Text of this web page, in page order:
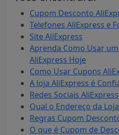
Cupom Desconto
Telefones AliExpress e
Site AliExpress
Aprenda Como Usar
AliExpress Hoje
Como Usar Cupons
A loja AliExpress é
Redes Sociais AliExpress
Qual o Endereço da
Regras Cupom
O que é Cupom de